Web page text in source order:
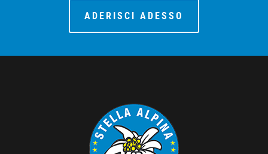
ADERISCI ADESSO